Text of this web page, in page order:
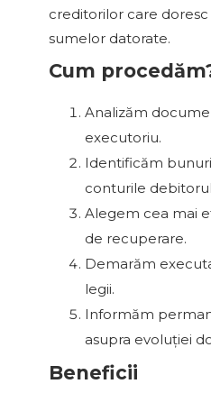
creditorilor care
sumelor datorate.
Cum
Analizăm
executoriu.
Identificăm
conturile
Alegem cea mai
de recuperare.
Demarăm
legii.
Informăm
asupra evoluției
Beneficii